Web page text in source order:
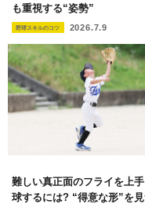
も重視する“姿勢”
野球スキルのコツ 2026.7.9
難しい真正面のフライを上
球するには? “得意な形”を